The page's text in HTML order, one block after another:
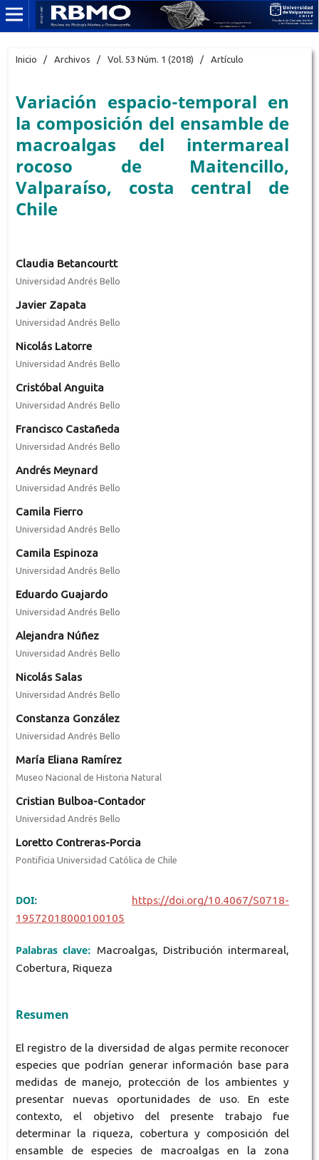
Inicio / Archivos / Vol. 53 Núm. 1 (2018) / Artículo
Variación espacio-temporal en
la composición del ensamble de
macroalgas del intermareal
rocoso de Maitencillo,
Valparaíso, costa central de
Chile
Claudia Betancourtt
Universidad Andrés Bello
Javier Zapata
Universidad Andrés Bello
Nicolás Latorre
Universidad Andrés Bello
Cristóbal Anguita
Universidad Andrés Bello
Francisco Castañeda
Universidad Andrés Bello
Andrés Meynard
Universidad Andrés Bello
Camila Fierro
Universidad Andrés Bello
Camila Espinoza
Universidad Andrés Bello
Eduardo Guajardo
Universidad Andrés Bello
Alejandra Núñez
Universidad Andrés Bello
Nicolás Salas
Universidad Andrés Bello
Constanza González
Universidad Andrés Bello
María Eliana Ramírez
Museo Nacional de Historia Natural
Cristian Bulboa-Contador
Universidad Andrés Bello
Loretto Contreras-Porcia
Pontificia Universidad Católica de Chile
DOI:
https://doi.org/10.4067/S0718-
19572018000100105
Palabras clave: Macroalgas, Distribución intermareal,
Cobertura, Riqueza
Resumen
El registro de la diversidad de algas permite reconocer
especies que podrían generar información base para
medidas de manejo, protección de los ambientes y
presentar nuevas oportunidades de uso. En este
contexto, el objetivo del presente trabajo fue
determinar la riqueza, cobertura y composición del
ensamble de especies de macroalgas en la zona